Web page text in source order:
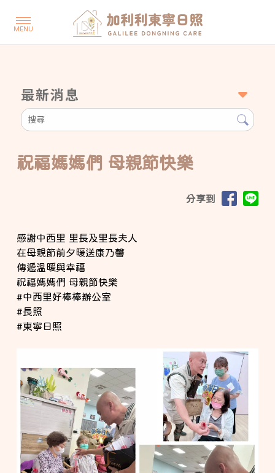
最新消息
祝福媽媽們 母親節快樂
分享到
感謝中西里 里長及里長夫人
在母親節前夕暖送康乃馨
傳遞溫暖與幸福
祝福媽媽們 母親節快樂
#中西里好棒棒辦公室
#長照
#東寧日照